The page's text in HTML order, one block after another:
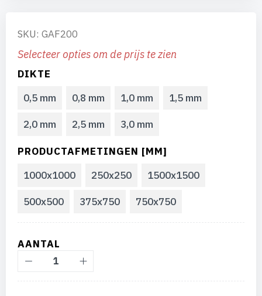
SKU: GAF200
Selecteer opties om de prijs te zien
DIKTE
0,5 mm
0,8 mm 1,0 mm 1,5 mm
2,0 mm 2,5 mm 3,0 mm
PRODUCTAFMETINGEN [MM]
1000x1000
250x250 1500x1500
500x500 375x750 750x750
AANTAL